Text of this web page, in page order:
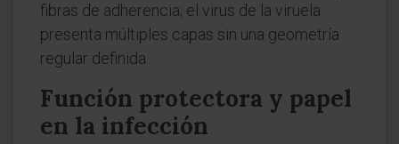
fibras de adherencia; el virus de la viruela
presenta múltiples capas sin una geometría
regular definida.
Función protectora y papel
en la infección